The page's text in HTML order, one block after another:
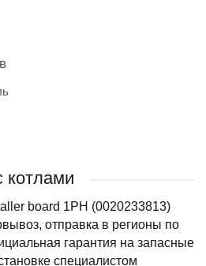
котлами
board 1PH (0020233813)
отправка в регионы по
гарантия на запасные
специалистом